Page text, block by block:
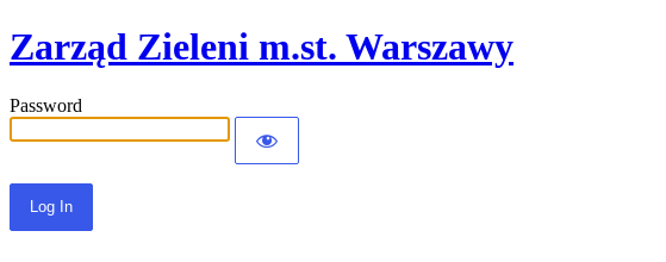
Zarząd Zieleni m.st. Warszawy
Password